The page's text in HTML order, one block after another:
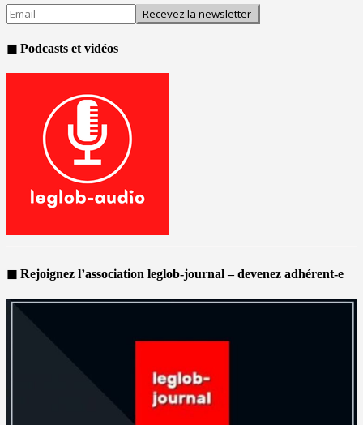
◼ Podcasts et vidéos
◼ Rejoignez l’association leglob-journal – devenez adhérent-e